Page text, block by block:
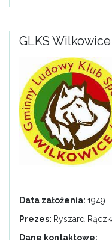
GLKS Wilkowice
Data założenia: 1949
Prezes: Ryszard
Dane kontaktowe: